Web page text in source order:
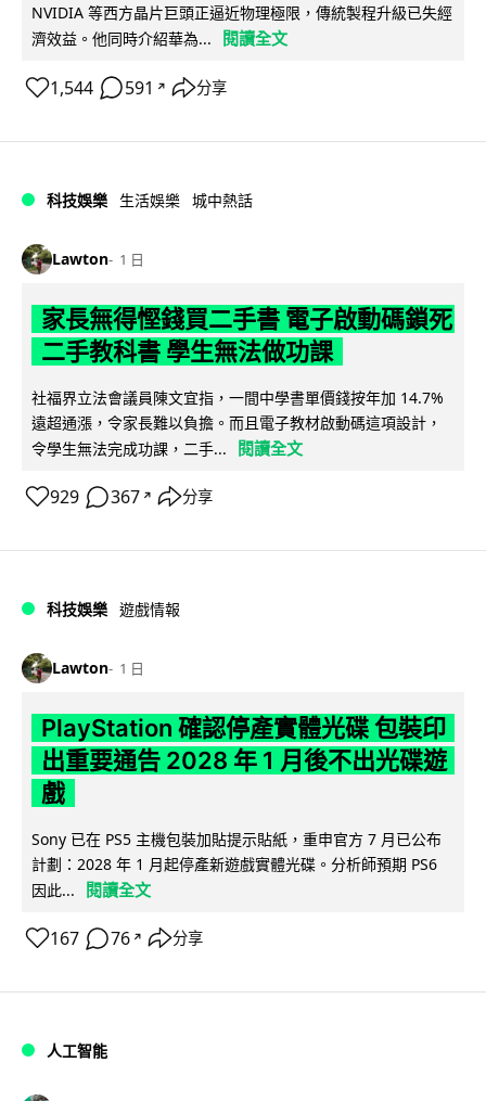
NVIDIA 等西方晶片巨頭正逼近物理極限，傳統製程升級已失經
濟效益。他同時介紹華為...
閱讀全文
1,544 591 ↗ 分享
科技娛樂 生活娛樂 城中熱話
Lawton 1 日
家長無得慳錢買二手書 電子啟動碼鎖死
二手教科書 學生無法做功課
社福界立法會議員陳文宜指，一間中學書單價錢按年加 14.7%
遠超通漲，令家長難以負擔。而且電子教材啟動碼這項設計，
令學生無法完成功課，二手...
閱讀全文
929 367 ↗ 分享
科技娛樂 遊戲情報
Lawton 1 日
PlayStation 確認停產實體光碟 包裝印
出重要通告 2028 年 1 月後不出光碟遊
戲
Sony 已在 PS5 主機包裝加貼提示貼紙，重申官方 7 月已公布
計劃：2028 年 1 月起停產新遊戲實體光碟。分析師預期 PS6
因此...
閱讀全文
167 76 ↗ 分享
人工智能